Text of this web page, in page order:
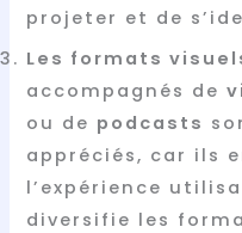
projeter et de
Les formats
accompagnés de
ou de podcasts
appréciés, car ils
l’expérience
diversifie les